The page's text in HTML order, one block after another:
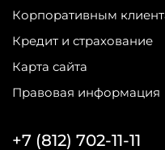
Корпоративным
Кредит и страхование
Карта сайта
Правовая информация
+7 (812) 702-11-11